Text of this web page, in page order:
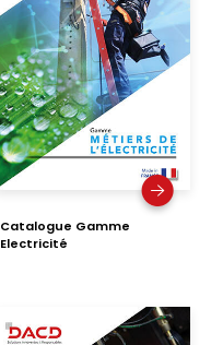
Catalogue Gamme
Electricité